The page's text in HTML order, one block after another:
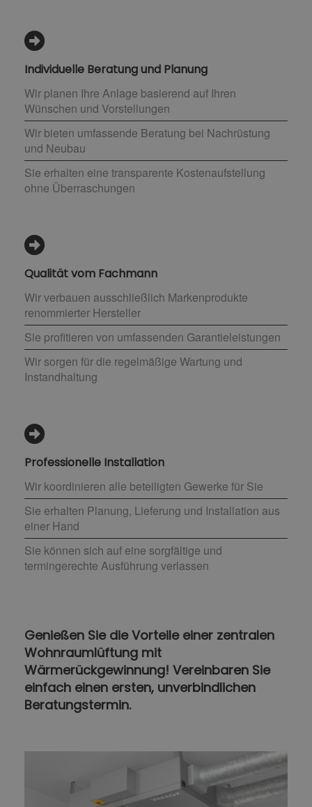
Individuelle Beratung und Planung
Wir planen Ihre Anlage basierend auf Ihren
Wünschen und Vorstellungen
Wir bieten umfassende Beratung bei Nachrüstung
und Neubau
Sie erhalten eine transparente Kostenaufstellung
ohne Überraschungen
Qualität vom Fachmann
Wir verbauen ausschließlich Markenprodukte
renommierter Hersteller
Sie profitieren von umfassenden Garantieleistungen
Wir sorgen für die regelmäßige Wartung und
Instandhaltung
Professionelle Installation
Wir koordinieren alle beteiligten Gewerke für Sie
Sie erhalten Planung, Lieferung und Installation aus
einer Hand
Sie können sich auf eine sorgfältige und
termingerechte Ausführung verlassen
Genießen Sie die Vorteile einer zentralen
Wohnraumlüftung mit
Wärmerückgewinnung! Vereinbaren Sie
einfach einen ersten, unverbindlichen
Beratungstermin.